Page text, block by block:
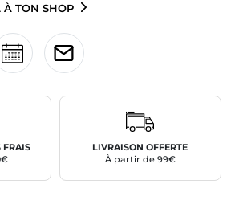
À TON SHOP
FRAIS
LIVRAISON OFFERTE
À partir de 99€